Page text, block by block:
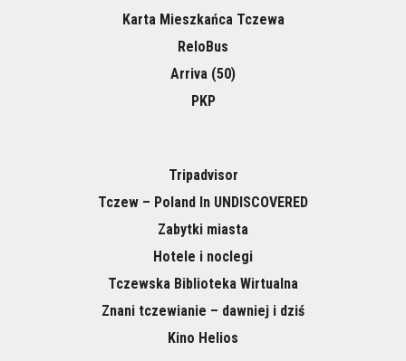
Karta Mieszkańca Tczewa
ReloBus
Arriva (50)
PKP
Tripadvisor
Tczew – Poland In UNDISCOVERED
Zabytki miasta
Hotele i noclegi
Tczewska Biblioteka Wirtualna
Znani tczewianie – dawniej i dziś
Kino Helios